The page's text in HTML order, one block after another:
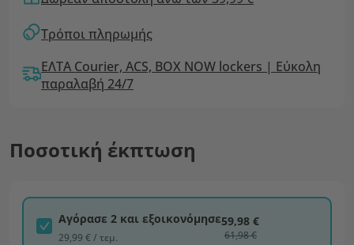
Τρόποι πληρωμής
ΕΛΤΑ Courier, ACS, BOX NOW lockers | Εύκολη
παραλαβή 24/7
Ποσοτική έκπτωση
Αγόρασε 2 και εξοικονόμησε
29,99 € / τεμ.
59,98 €
61,98 €